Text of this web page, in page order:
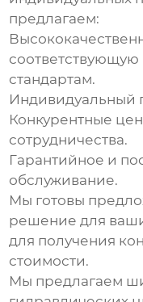
предлагаем:
стандартам.
Индивидуальный
Конкурентные
сотрудничества.
Гарантийное и
обслуживание.
Мы готовы
решение для
для получения
стоимости.
Мы предлагаем